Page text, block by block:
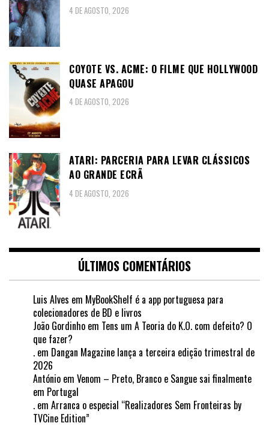
4 DE AGOSTO, 2026
COYOTE VS. ACME: O FILME QUE HOLLYWOOD
QUASE APAGOU
4 DE AGOSTO, 2026
ATARI: PARCERIA PARA LEVAR CLÁSSICOS
AO GRANDE ECRÃ
4 DE AGOSTO, 2026
ÚLTIMOS COMENTÁRIOS
Luis Alves em MyBookShelf é a app portuguesa para
colecionadores de BD e livros
João Gordinho em Tens um A Teoria do K.O. com defeito? O
que fazer?
. em Dangan Magazine lança a terceira edição trimestral de
2026
António em Venom – Preto, Branco e Sangue sai finalmente
em Portugal
. em Arranca o especial “Realizadores Sem Fronteiras by
TVCine Edition”